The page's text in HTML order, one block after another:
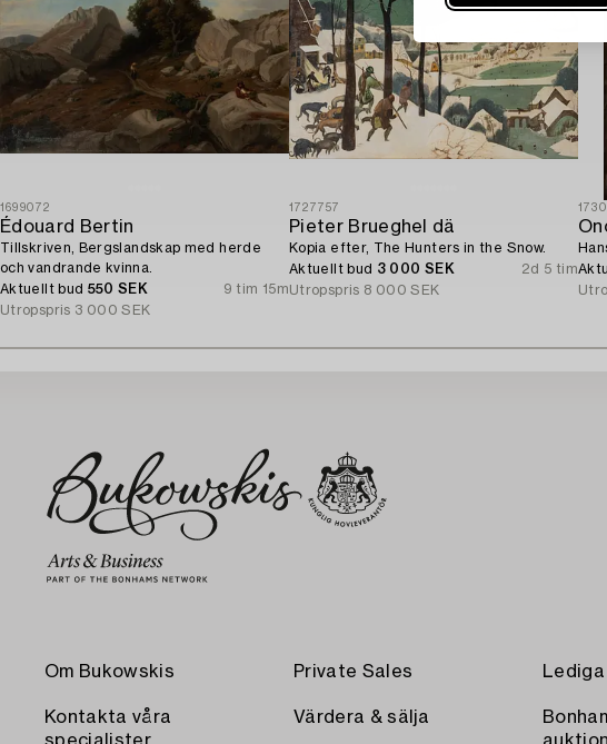
1699072
Édouard Bertin
Tillskriven, Bergslandskap med herde
och vandrande kvinna.
Aktuellt bud 550 SEK
9 tim 15m
Utropspris 3 000 SEK
1727757
Pieter Brueghel dä
Kopia efter, The Hunters in the Snow.
Aktuellt bud 3 000 SEK
2d 5 tim
Utropspris 8 000 SEK
Om Bukowskis
Kontakta våra
Private Sales
Värdera & sälja